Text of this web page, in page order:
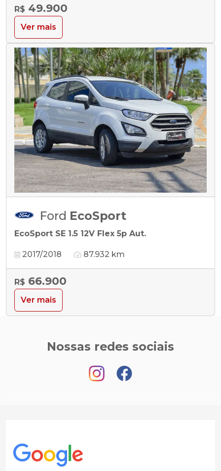
R$ 49.900
Ver mais
Ford EcoSport
EcoSport SE 1.5 12V Flex 5p Aut.
2017/2018 87.932 km
R$ 66.900
Ver mais
Nossas redes sociais